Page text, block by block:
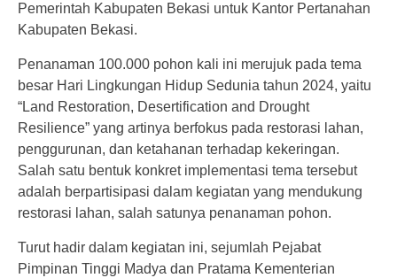
Pemerintah Kabupaten Bekasi untuk Kantor Pertanahan
Kabupaten Bekasi.
Penanaman 100.000 pohon kali ini merujuk pada tema
besar Hari Lingkungan Hidup Sedunia tahun 2024, yaitu
“Land Restoration, Desertification and Drought
Resilience” yang artinya berfokus pada restorasi lahan,
penggurunan, dan ketahanan terhadap kekeringan.
Salah satu bentuk konkret implementasi tema tersebut
adalah berpartisipasi dalam kegiatan yang mendukung
restorasi lahan, salah satunya penanaman pohon.
Turut hadir dalam kegiatan ini, sejumlah Pejabat
Pimpinan Tinggi Madya dan Pratama Kementerian